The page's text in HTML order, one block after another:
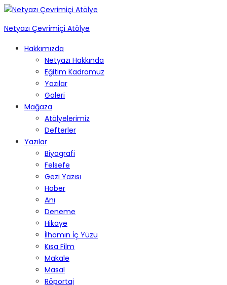
Netyazı Çevrimiçi Atölye
Hakkımızda
Netyazı Hakkında
Eğitim Kadromuz
Yazılar
Galeri
Mağaza
Atölyelerimiz
Defterler
Yazılar
Biyografi
Felsefe
Gezi Yazısı
Haber
Anı
Deneme
Hikaye
İlhamın İç Yüzü
Kısa Film
Makale
Masal
Röportaj